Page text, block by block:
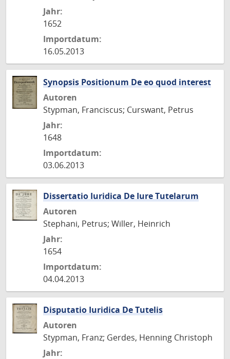
Jahr:
1652
Importdatum:
16.05.2013
Synopsis Positionum De eo quod interest
Autoren
Stypman, Franciscus; Curswant, Petrus
Jahr:
1648
Importdatum:
03.06.2013
Dissertatio Iuridica De Iure Tutelarum
Autoren
Stephani, Petrus; Willer, Heinrich
Jahr:
1654
Importdatum:
04.04.2013
Disputatio Iuridica De Tutelis
Autoren
Stypman, Franz; Gerdes, Henning Christoph
Jahr: